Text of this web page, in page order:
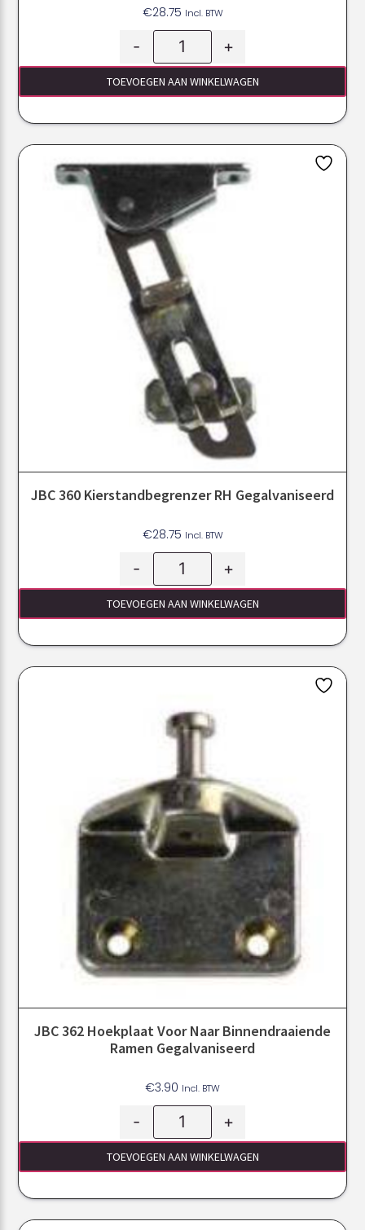
€28.75 Incl. BTW
- +
TOEVOEGEN AAN WINKELWAGEN
JBC 360 Kierstandbegrenzer RH Gegalvaniseerd
€28.75 Incl. BTW
- +
TOEVOEGEN AAN WINKELWAGEN
JBC 362 Hoekplaat Voor Naar Binnendraaiende
Ramen Gegalvaniseerd
€3.90 Incl. BTW
- +
TOEVOEGEN AAN WINKELWAGEN